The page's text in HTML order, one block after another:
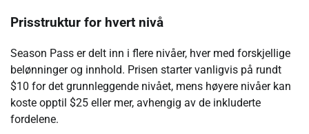
Prisstruktur for hvert nivå
Season Pass er delt inn i flere nivåer, hver med forskjellige
belønninger og innhold. Prisen starter vanligvis på rundt
$10 for det grunnleggende nivået, mens høyere nivåer kan
koste opptil $25 eller mer, avhengig av de inkluderte
fordelene.